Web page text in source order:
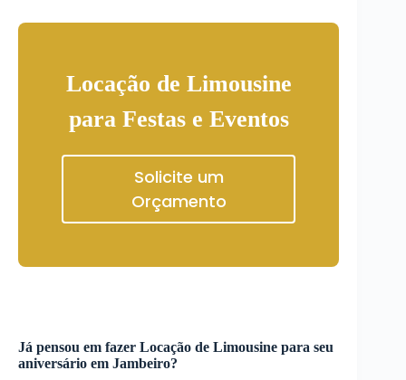
Locação de Limousine
para Festas e Eventos
Solicite um
Orçamento
Já pensou em fazer Locação de Limousine para seu
aniversário em Jambeiro?